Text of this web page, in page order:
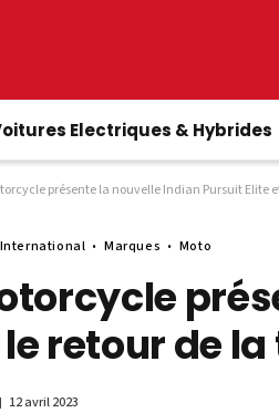
Electriques & Hybrides
présente la nouvelle Indian Pursuit Elite
International Marques Moto
retour de
12 avril 2023